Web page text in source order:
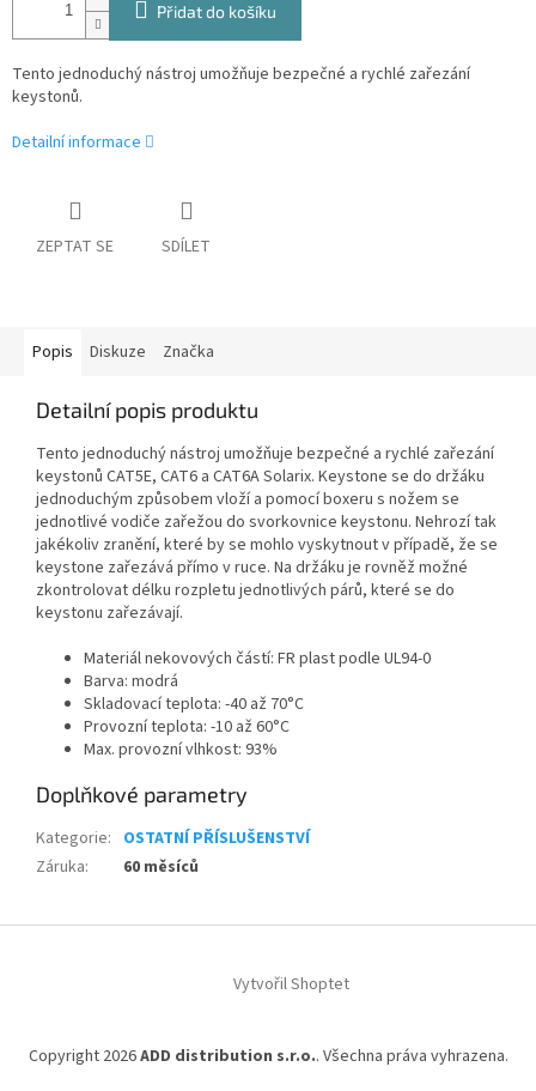
Přidat do košíku
Tento jednoduchý nástroj umožňuje bezpečné a rychlé zařezání
keystonů.
Detailní informace
ZEPTAT SE SDÍLET
Popis Diskuze Značka
Detailní popis produktu
Tento jednoduchý nástroj umožňuje bezpečné a rychlé zařezání
keystonů CAT5E, CAT6 a CAT6A Solarix. Keystone se do držáku
jednoduchým způsobem vloží a pomocí boxeru s nožem se
jednotlivé vodiče zařežou do svorkovnice keystonu. Nehrozí tak
jakékoliv zranění, které by se mohlo vyskytnout v případě, že se
keystone zařezává přímo v ruce. Na držáku je rovněž možné
zkontrolovat délku rozpletu jednotlivých párů, které se do
keystonu zařezávají.
Materiál nekovových částí: FR plast podle UL94-0
Barva: modrá
Skladovací teplota: -40 až 70°C
Provozní teplota: -10 až 60°C
Max. provozní vlhkost: 93%
Doplňkové parametry
Kategorie: OSTATNÍ PŘÍSLUŠENSTVÍ
Záruka: 60 měsíců
Vytvořil Shoptet
Copyright 2026ADD distribution s.r.o.. Všechna práva vyhrazena.